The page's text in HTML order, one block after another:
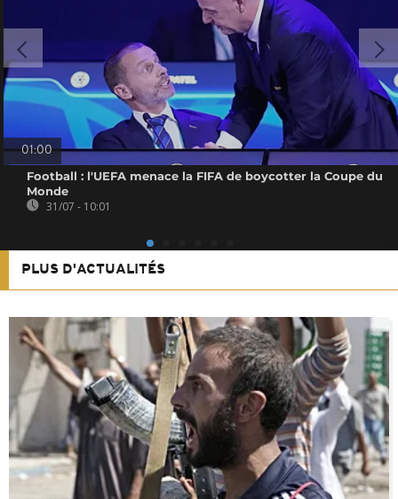
01:00
Football : l'UEFA menace la FIFA de boycotter la Coupe du
Monde
31/07 - 10:01
PLUS D'ACTUALITÉS